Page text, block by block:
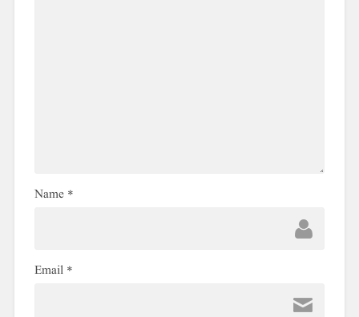
Name*
Email*